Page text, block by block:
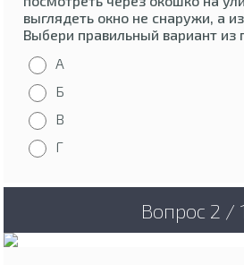
выглядеть окно не снаружи, а
Выбери правильный вариант из
А
Б
В
Г
Вопрос 2 /